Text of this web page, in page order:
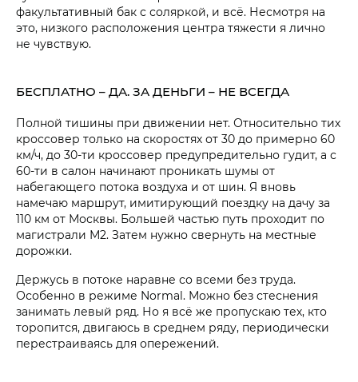
факультативный бак с соляркой, и всё. Несмотря на
это, низкого расположения центра тяжести я лично
не чувствую.
БЕСПЛАТНО – ДА. ЗА ДЕНЬГИ – НЕ ВСЕГДА
Полной тишины при движении нет. Относительно тих
кроссовер только на скоростях от 30 до примерно 60
км/ч, до 30-ти кроссовер предупредительно гудит, а с
60-ти в салон начинают проникать шумы от
набегающего потока воздуха и от шин. Я вновь
намечаю маршрут, имитирующий поездку на дачу за
110 км от Москвы. Большей частью путь проходит по
магистрали М2. Затем нужно свернуть на местные
дорожки.
Держусь в потоке наравне со всеми без труда.
Особенно в режиме Normal. Можно без стеснения
занимать левый ряд. Но я всё же пропускаю тех, кто
торопится, двигаюсь в среднем ряду, периодически
перестраиваясь для опережений.